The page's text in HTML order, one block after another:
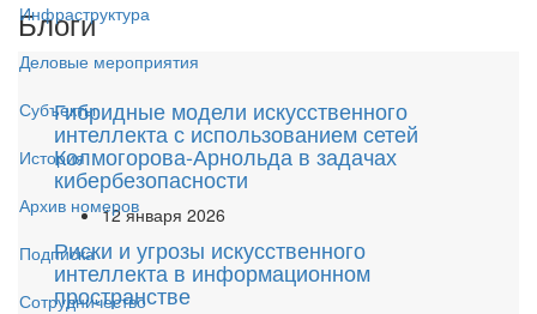
Инфраструктура
Деловые мероприятия
Субъекты
История
Архив номеров
Подписка
Сотрудничество
Блоги
Гибридные модели искусственного
интеллекта с использованием сетей
Колмогорова-Арнольда в задачах
кибербезопасности
12 января 2026
Риски и угрозы искусственного
интеллекта в информационном
пространстве